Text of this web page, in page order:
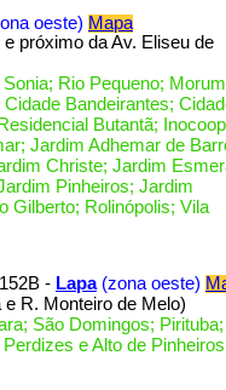
oeste) Mapa
próximo da Av. Eliseu de
Rio Pequeno;
Bandeirantes;
Butantã;
Jardim Adhemar de
Christe; Jardim
Pinheiros; Jardim
Gilberto; Rolinópolis; Vila
- Lapa (zona oeste)
R. Monteiro de Melo)
São Domingos; Pirituba;
e Alto de